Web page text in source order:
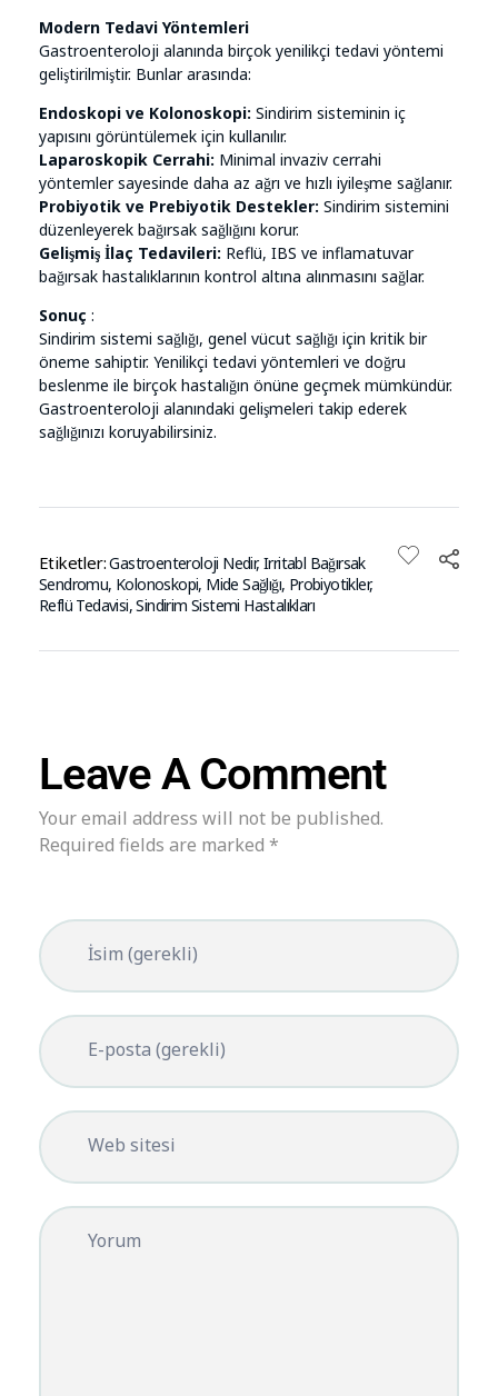
Modern Tedavi Yöntemleri
Gastroenteroloji alanında birçok yenilikçi tedavi yöntemi
geliştirilmiştir. Bunlar arasında:
Endoskopi ve Kolonoskopi: Sindirim sisteminin iç
yapısını görüntülemek için kullanılır.
Laparoskopik Cerrahi: Minimal invaziv cerrahi
yöntemler sayesinde daha az ağrı ve hızlı iyileşme sağlanır.
Probiyotik ve Prebiyotik Destekler: Sindirim sistemini
düzenleyerek bağırsak sağlığını korur.
Gelişmiş İlaç Tedavileri: Reflü, IBS ve inflamatuvar
bağırsak hastalıklarının kontrol altına alınmasını sağlar.
Sonuç :
Sindirim sistemi sağlığı, genel vücut sağlığı için kritik bir
öneme sahiptir. Yenilikçi tedavi yöntemleri ve doğru
beslenme ile birçok hastalığın önüne geçmek mümkündür.
Gastroenteroloji alanındaki gelişmeleri takip ederek
sağlığınızı koruyabilirsiniz.
Etiketler:Gastroenteroloji Nedir,Irritabl Bağırsak
Sendromu, Kolonoskopi, Mide Sağlığı, Probiyotikler,
Reflü Tedavisi,Sindirim Sistemi Hastalıkları
Leave A Comment
Your email address will not be published.
Required fields are marked *
İsim (gerekli)
E-posta (gerekli)
Web sitesi
Yorum